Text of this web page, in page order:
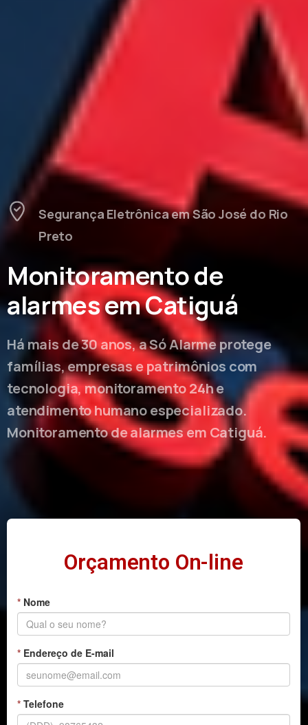
Segurança Eletrônica em São José do Rio
Preto
Monitoramento de
alarmes em Catiguá
Há mais de 30 anos, a Só Alarme protege
famílias, empresas e patrimônios com
tecnologia, monitoramento 24h e
atendimento humano especializado.
Monitoramento de alarmes em Catiguá.
Orçamento On-line